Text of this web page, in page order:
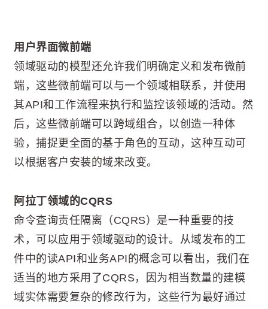
用户界面微前端
领域驱动的模型还允许我们明确定义和发布微前
端，这些微前端可以与一个领域相联系，并使用
其API和工作流程来执行和监控该领域的活动。然
后，这些微前端可以跨域组合，以创造一种体
验，捕捉更全面的基于角色的互动，这种互动可
以根据客户安装的域来改变。
阿拉丁领域的CQRS
命令查询责任隔离（CQRS）是一种重要的技
术，可以应用于领域驱动的设计。从域发布的工
件中的读API和业务API的概念可以看出，我们在
适当的地方采用了CQRS，因为相当数量的建模
域实体需要复杂的修改行为，这些行为最好通过